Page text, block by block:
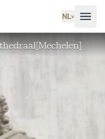
NL˅